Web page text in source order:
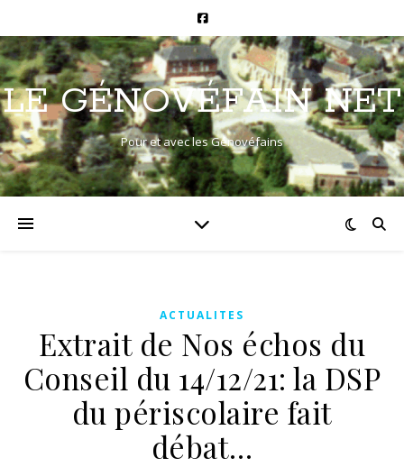
LE GÉNOVÉFAIN NET
Pour et avec les Génovéfains
ACTUALITES
Extrait de Nos échos du
Conseil du 14/12/21: la DSP
du périscolaire fait
débat…